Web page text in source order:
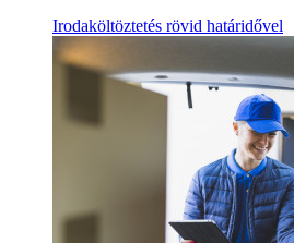
Irodaköltöztetés rövid határidővel